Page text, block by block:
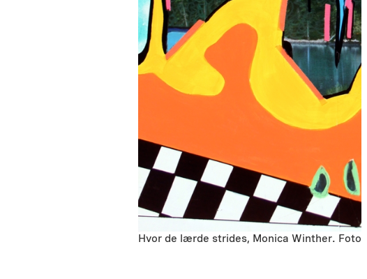
Hvor de lærde strides, Monica Winther.